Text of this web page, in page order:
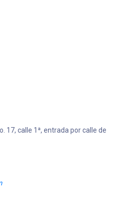
17, calle 1ª, entrada por calle de